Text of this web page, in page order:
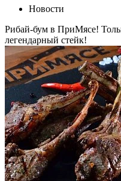
Новости
Рибай-бум в ПриМясе!
легендарный стейк!